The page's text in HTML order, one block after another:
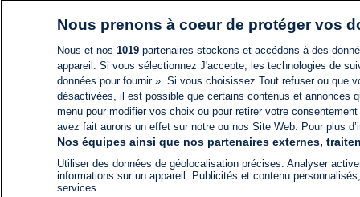
Nous prenons à coeur de protéger vos
Nous et nos 1019partenaires stockons et accédons à des
appareil. Si vous sélectionnez J'accepte, les technologies de
données pour fournir ». Si vous choisissez Tout refuser ou
désactivées, il est possible que certains contenus et annonces
menu pour modifier vos choix ou pour retirer votre
avez fait aurons un effet sur notre ou nos Site Web. Pour plus
Nos équipes ainsi que nos partenaires externes,
Utiliser des données de géolocalisation précises. Analyser
informations sur un appareil. Publicités et contenu
services.